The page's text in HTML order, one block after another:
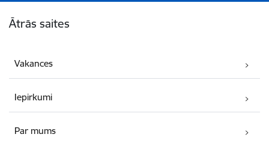
Ātrās saites
Vakances
Iepirkumi
Par mums